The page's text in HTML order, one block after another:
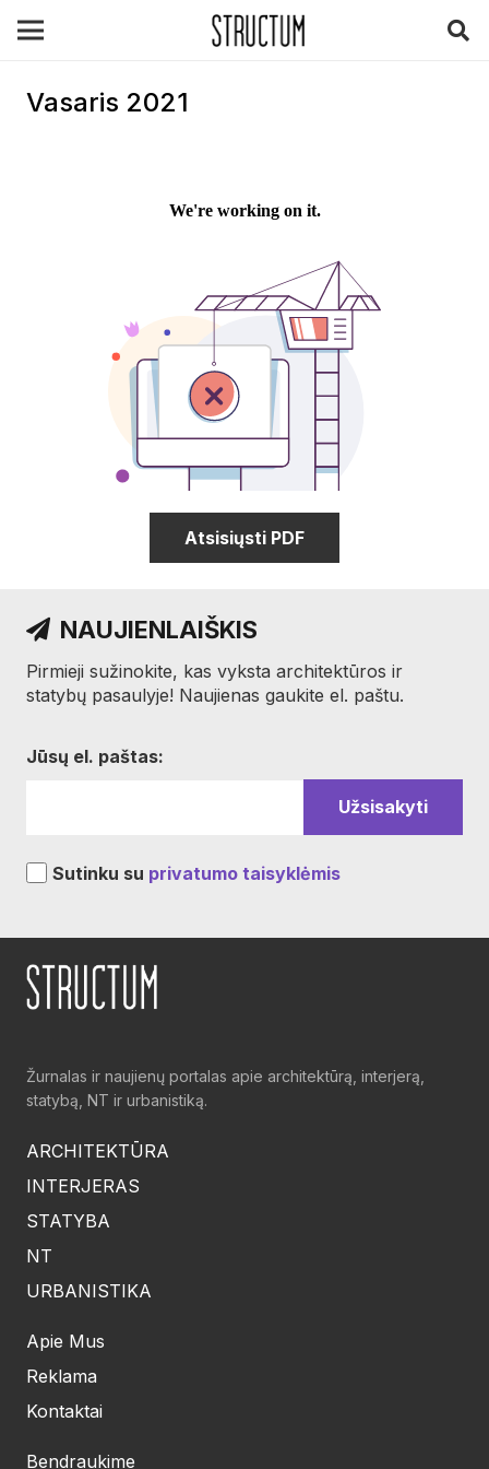
Vasaris 2021
Atsisiųsti PDF
NAUJIENLAIŠKIS
Pirmieji sužinokite, kas vyksta architektūros ir
statybų pasaulyje! Naujienas gaukite el. paštu.
Jūsų el. paštas:
Sutinku su privatumo taisyklėmis
Žurnalas ir naujienų portalas apie architektūrą, interjerą,
statybą, NT ir urbanistiką.
ARCHITEKTŪRA
INTERJERAS
STATYBA
NT
URBANISTIKA
Apie Mus
Reklama
Kontaktai
Bendraukime